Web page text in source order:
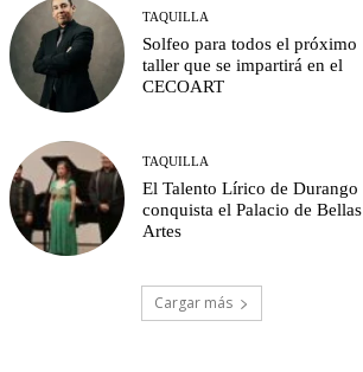
TAQUILLA
Solfeo para todos el próximo
taller que se impartirá en el
CECOART
TAQUILLA
El Talento Lírico de Durango
conquista el Palacio de Bellas
Artes
Cargar más